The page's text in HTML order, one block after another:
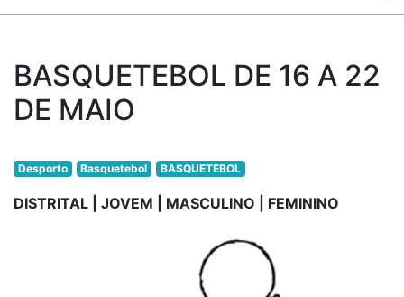
BASQUETEBOL DE 16 A 22
DE MAIO
Desporto Basquetebol BASQUETEBOL
DISTRITAL | JOVEM | MASCULINO | FEMININO